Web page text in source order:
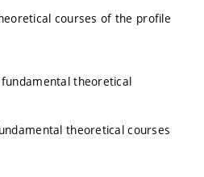
courses of the profile
theoretical
theoretical courses